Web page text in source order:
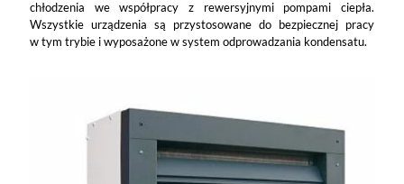
chłodzenia we współpracy z rewersyjnymi pompami ciepła.
Wszystkie urządzenia są przystosowane do bezpiecznej pracy
w tym trybie i wyposażone w system odprowadzania kondensatu.